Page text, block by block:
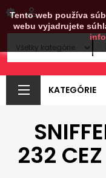
Tento web používa
webu vyjadrujete

KATEGÓRIE
232